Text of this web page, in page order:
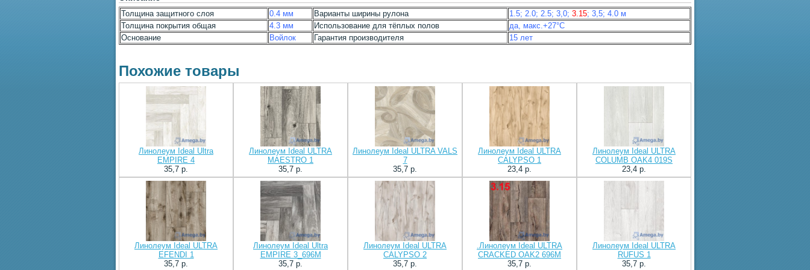
Толщина защитного слоя 0.4 мм Варианты ширины рулона 1.5; 2.0; 2.5; 3,0; 3.15; 3,5; 4.0 м
Толщина покрытия общая
4.3 мм Использование для тёплых полов
да, макс.+27°С
Основание
Войлок Гарантия производителя 15 лет
Похожие товары
Линолеум Ideal Ultra
EMPIRE 4
35,7 p.
Линолеум Ideal ULTRA
MAESTRO 1
35,7 p.
Линолеум Ideal ULTRA VALS
7
35,7 p.
Линолеум Ideal ULTRA
CALYPSO 1
23,4 p.
Линолеум Ideal ULTRA
COLUMB OAK4 019S
23,4 p.
Линолеум Ideal ULTRA
EFENDI 1
35,7 p.
Линолеум Ideal Ultra
EMPIRE 3_696M
35,7 p.
Линолеум Ideal ULTRA
CALYPSO 2
35,7 p.
.Линолеум Ideal ULTRA
CRACKED OAK2 696M
35,7 p.
Линолеум Ideal ULTRA
RUFUS 1
35,7 p.